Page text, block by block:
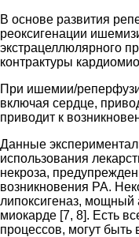
В основе развития
реоксигенации
экстрацеллюлярного
контрактуры
При ишемии/
включая сердце,
приводит к
Данные
использования
некроза,
возникновения РА.
липоксигеназ, мощный
миокарде [7, 8]. Есть
процессов, могут